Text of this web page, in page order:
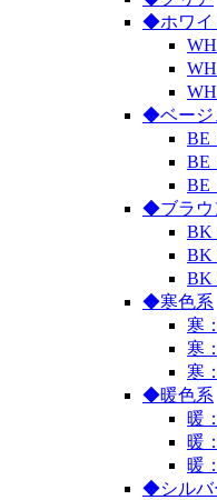
◆ホワイ
◆ベージ
BE
BE
BE
◆ブラウ
BK
BK
BK
◆寒色系
寒
寒
寒
◆暖色系
暖
暖
暖
◆シルバ